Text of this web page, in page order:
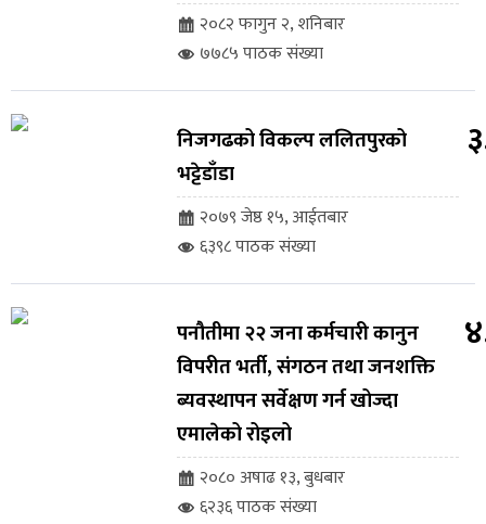
२०८२ फागुन २, शनिबार
७७८५ पाठक संख्या
निजगढको विकल्प ललितपुरको
भट्टेडाँडा
२०७९ जेष्ठ १५, आईतबार
६३९८ पाठक संख्या
पनौतीमा २२ जना कर्मचारी कानुन
विपरीत भर्ती, संगठन तथा जनशक्ति
ब्यवस्थापन सर्वेक्षण गर्न खोज्दा
एमालेको रोइलो
२०८० अषाढ १३, बुधबार
६२३६ पाठक संख्या